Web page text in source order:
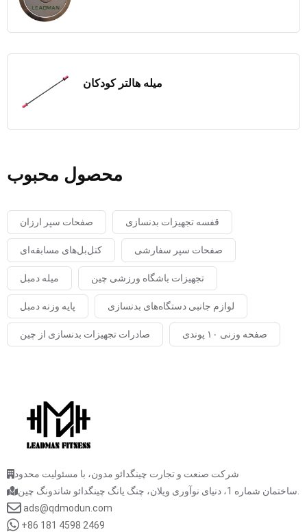
میله هالتر کودکان
محصول محبوب
صفحات سپر ارزان قفسه تجهیزات بدنسازی
کتل‌بل‌های مسابقه‌ای صفحات سپر سفارشی
میله دمبل تجهیزات باشگاه ورزشی چین
پایه وزنه دمبل لوازم جانبی دستگاه‌های بدنسازی
صادرات تجهیزات بدنسازی از چین صفحه وزنی ۱۰ پوندی
شرکت صنعت و تجارت چینگدائو مدون، با مسئولیت محدود
ads@qdmodun.com
+86 181 4598 2469